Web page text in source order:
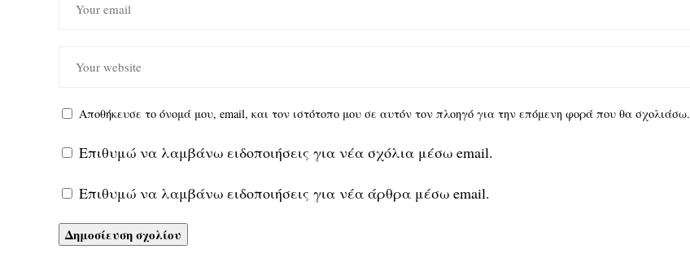
Αποθήκευσε το όνομά μου, email, και τον ιστότοπο μου σε αυτόν τον πλοηγό για την επόμενη φορά που θα σχολιάσω.
Επιθυμώ να λαμβάνω ειδοποιήσεις για νέα σχόλια μέσω email.
Επιθυμώ να λαμβάνω ειδοποιήσεις για νέα άρθρα μέσω email.